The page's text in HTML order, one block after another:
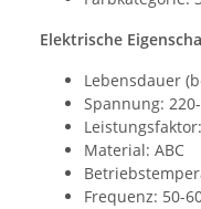
Elektrische
Lebensdauer
Spannung:
Material: ABC
Frequenz: 50-